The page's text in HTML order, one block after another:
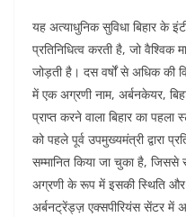
यह अत्याधुनिक सुविधा बिहार के
प्रतिनिधित्व करती है, जो वैश्विक
जोड़ती है। दस वर्षों से अधिक की
में एक अग्रणी नाम, अर्बनकेयर,
प्राप्त करने वाला बिहार का पहला
को पहले पूर्व उपमुख्यमंत्री द्वारा
सम्मानित किया जा चुका है, जिससे
अग्रणी के रूप में इसकी स्थिति
अर्बनट्रेंड्ज़ एक्सपीरियंस सेंटर में